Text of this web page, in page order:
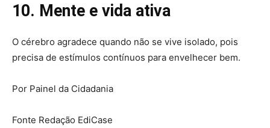
10. Mente e vida ativa
O cérebro agradece quando não se vive isolado, pois
precisa de estímulos contínuos para envelhecer bem.
Por Painel da Cidadania
Fonte Redação EdiCase